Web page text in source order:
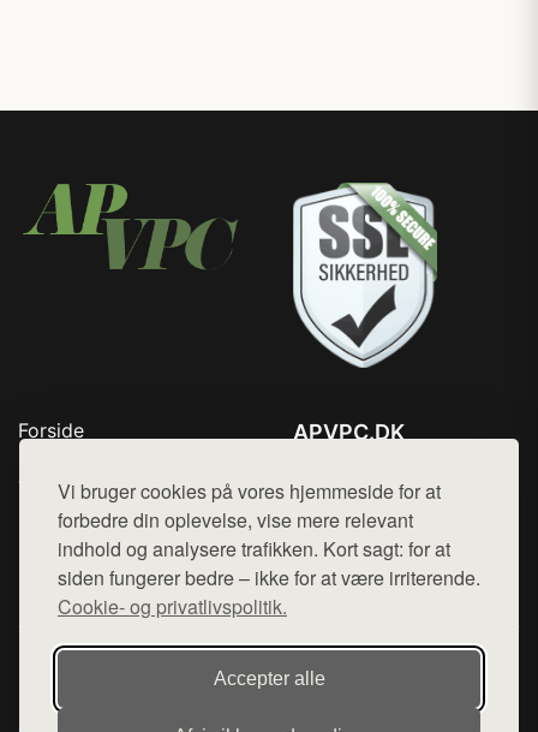
Vi bruger cookies på vores hjemmeside for at
forbedre din oplevelse, vise mere relevant
indhold og analysere trafikken. Kort sagt: for at
siden fungerer bedre – ikke for at være irriterende.
Cookie- og privatlivspolitik.
Accepter alle
Forside
Top Rabatter
Blog
Kontakt
APVPC.DK
Mail: hej@want.dk
Cookie- og privatlivspolitik
Denne side er en del af want.dk, der udgiver en række
hjemmesider med præsentation af forskellige produkter fra